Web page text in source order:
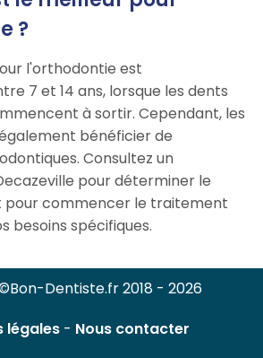
?
l'orthodontie est
7 et 14 ans, lorsque les dents
à sortir. Cependant, les
bénéficier de
Consultez un
pour déterminer le
pour commencer le traitement
besoins spécifiques.
Dentiste.fr 2018 - 2026
légales- Nous contacter